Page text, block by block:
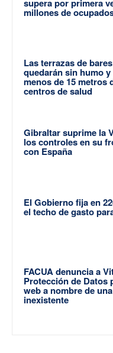
supera por primera
millones de
Las terrazas de
quedarán sin humo
menos de 15 metros
centros de salud
Gibraltar suprime la
los controles en su
con España
El Gobierno fija en
el techo de gasto
FACUA denuncia a
Protección de Datos
web a nombre de
inexistente